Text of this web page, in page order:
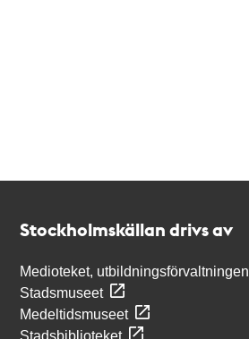
Stockholmskällan drivs av
Medioteket, utbildningsförvaltningen
Stadsmuseet
Medeltidsmuseet
Stadsbiblioteket